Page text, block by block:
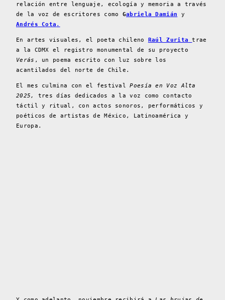
relación entre lenguaje, ecología y memoria a través
de la voz de escritores como Gabriela Damián y
Andrés Cota .
En artes visuales, el poeta chileno Raúl Zurita
trae
a la CDMX el registro monumental de su proyecto
Verás , un poema escrito con luz sobre los
acantilados del norte de Chile.
El mes culmina con el festivalPoesía en Voz Alta
2025,
tres días dedicados a la voz como contacto
táctil y ritual, con actos sonoros, performáticos y
poéticos de artistas de México, Latinoamérica y
Europa.